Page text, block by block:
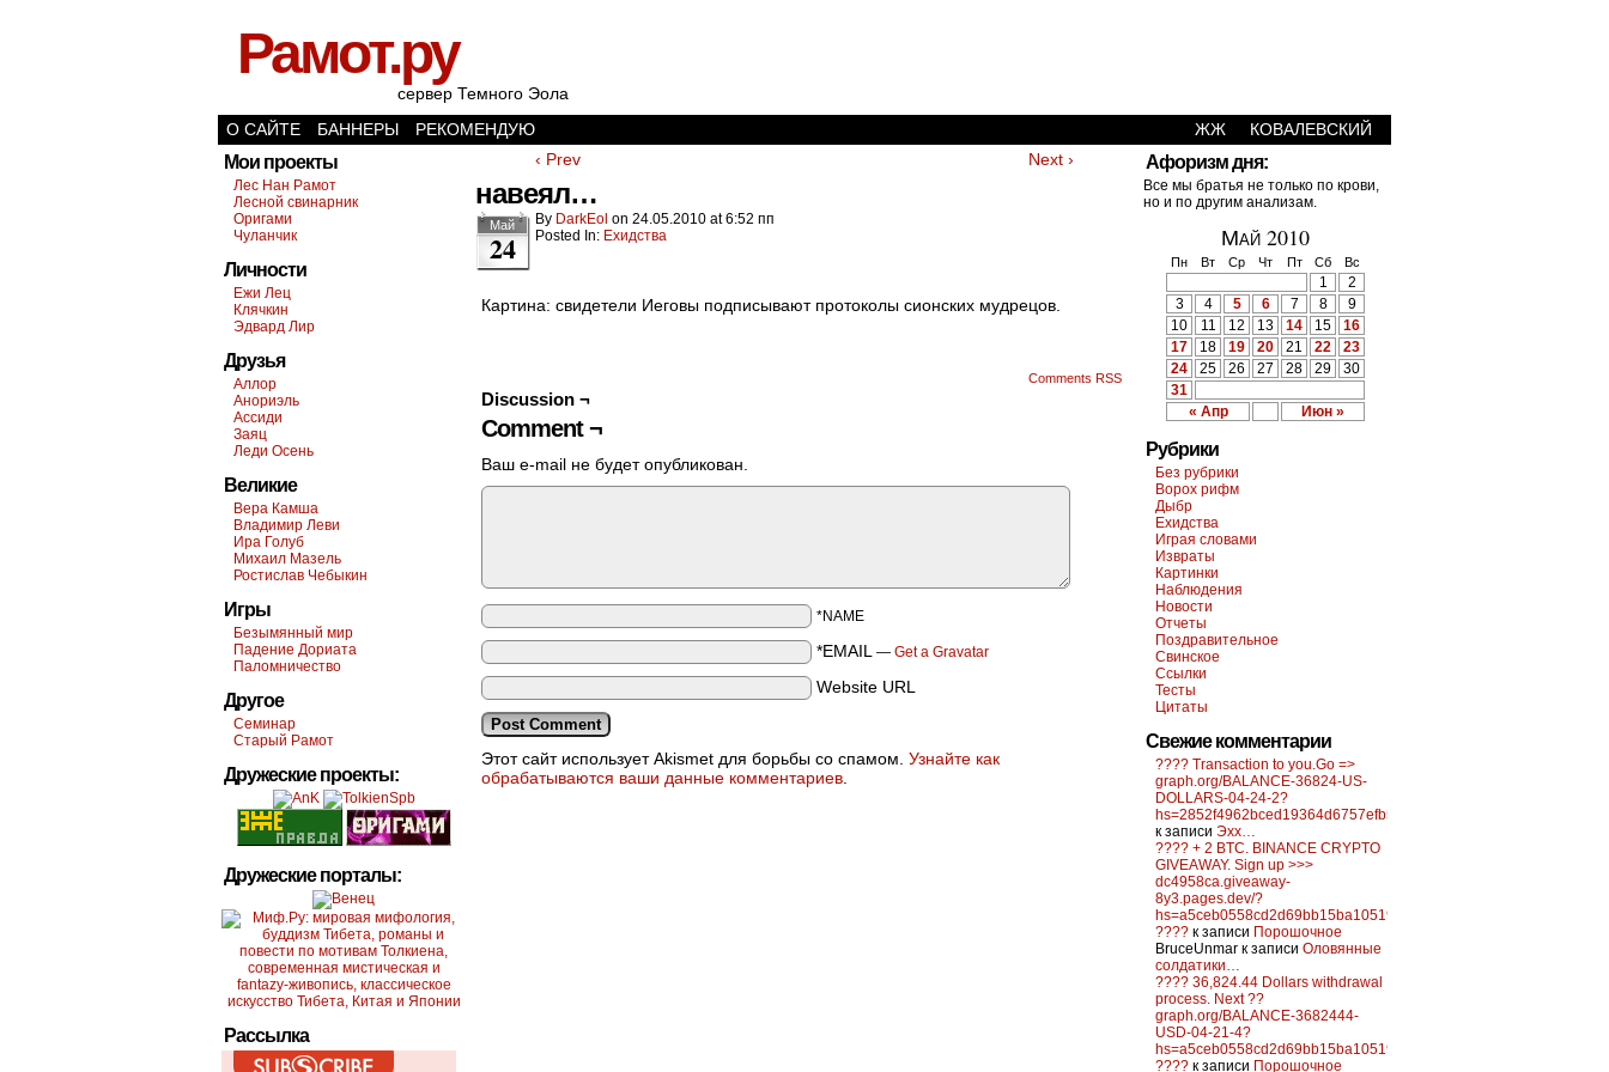
Рамот.ру
сервер Темного Эола
О САЙТЕ
БАННЕРЫ РЕКОМЕНДУЮ ЖЖ КОВАЛЕВСКИЙ
Мои проекты
Лес Нан Рамот
Лесной свинарник
Оригами
Чуланчик
Личности
Ежи Лец
Клячкин
Эдвард Лир
Друзья
Аллор
Анориэль
Ассиди
Заяц
Леди Осень
Великие
Вера Камша
Владимир Леви
Ира Голуб
Михаил Мазель
Ростислав Чебыкин
Игры
Безымянный мир
Падение Дориата
Паломничество
Другое
Семинар
Старый Рамот
Дружеские проекты:
Дружеские порталы:
Рассылка
‹ Prev Next ›
навеял…
Май
24
By DarkEol on 24.05.2010 at6:52 пп
Posted In: Ехидства
Картина: свидетели Иеговы подписывают протоколы сионских мудрецов.
Comments RSS
Discussion ¬
Comment ¬
Ваш e-mail не будет опубликован.
*NAME
*EMAIL — Get a Gravatar
Website URL
Этот сайт использует Akismet для борьбы со спамом. Узнайте как
обрабатываются ваши данные комментариев
Афоризм дня:
Все мы братья не только по крови,
но и по другим анализам.
Май 2010
Пн Вт Ср Чт Пт Сб Вс
« Апр Июн »
1
2
3
4 5 6 7 8
9
10
11 12 13 14 15
16
17
18 19 20 21 22
23
24
25 26 27 28 29
30
31
Рубрики
Без рубрики
Ворох рифм
Дыбр
Ехидства
Играя словами
Извраты
Картинки
Наблюдения
Новости
Отчеты
Поздравительное
Свинское
Ссылки
Тесты
Цитаты
Свежие комментарии
???? Transaction to you.Go =>
graph.org/BALANCE-36824-US-
DOLLARS-04-24-2?
hs=2852f4962bced19364d6757efb5f6a84&
к записи Эхх…
???? + 2 BTC. BINANCE CRYPTO
GIVEAWAY. Sign up >>>
dc4958ca.giveaway-
8y3.pages.dev/?
hs=a5ceb0558cd2d69bb15ba10519f0d6c2&
???? к записи Порошочное
BruceUnmar к записи Оловянные
солдатики…
???? 36,824.44 Dollars withdrawal
process. Next ??
graph.org/BALANCE-3682444-
USD-04-21-4?
hs=a5ceb0558cd2d69bb15ba10519f0d6c2&
???? к записи Порошочное